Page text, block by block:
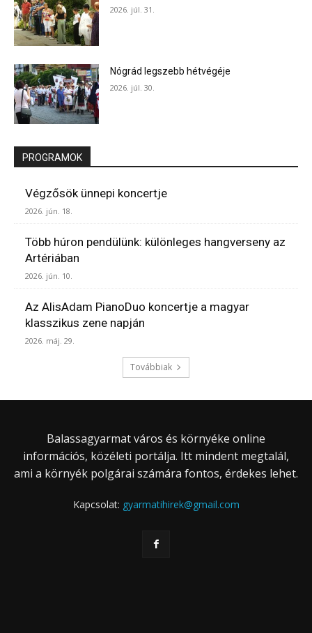
2026. júl. 31.
Nógrád legszebb hétvégéje
2026. júl. 30.
PROGRAMOK
Végzősök ünnepi koncertje
2026. jún. 18.
Több húron pendülünk: különleges hangverseny az
Artériában
2026. jún. 10.
Az AlisAdam PianoDuo koncertje a magyar
klasszikus zene napján
2026. máj. 29.
Továbbiak
Balassagyarmat város és környéke online
információs, közéleti portálja. Itt mindent megtalál,
ami a környék polgárai számára fontos, érdekes lehet.
Kapcsolat: gyarmatihirek@gmail.com